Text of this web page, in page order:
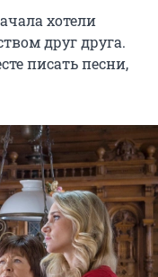
хотели
друг друга.
писать песни,